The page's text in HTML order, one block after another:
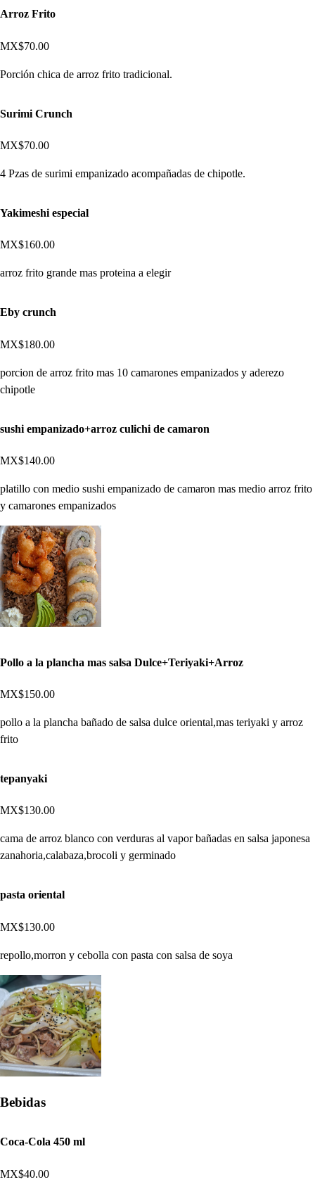
Arroz Frito
MX$70.00
Porción chica de arroz frito tradicional.
Surimi Crunch
MX$70.00
4 Pzas de surimi empanizado acompañadas de chipotle.
Yakimeshi especial
MX$160.00
arroz frito grande mas proteina a elegir
Eby crunch
MX$180.00
porcion de arroz frito mas 10 camarones empanizados y aderezo
chipotle
sushi empanizado+arroz culichi de camaron
MX$140.00
platillo con medio sushi empanizado de camaron mas medio arroz frito
y camarones empanizados
Pollo a la plancha mas salsa Dulce+Teriyaki+Arroz
MX$150.00
pollo a la plancha bañado de salsa dulce oriental,mas teriyaki y arroz
frito
tepanyaki
MX$130.00
cama de arroz blanco con verduras al vapor bañadas en salsa japonesa
zanahoria,calabaza,brocoli y germinado
pasta oriental
MX$130.00
repollo,morron y cebolla con pasta con salsa de soya
Bebidas
Coca-Cola 450 ml
MX$40.00